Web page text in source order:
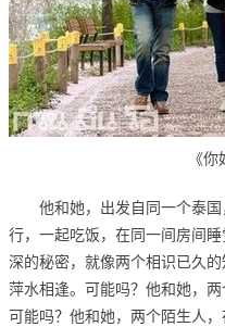
《
他和她，出发自同一个泰
行，一起吃饭，在同一间房间
深的秘密，就像两个相识已久
萍水相逢。可能吗？他和她，
可能吗？他和她，两个陌生人